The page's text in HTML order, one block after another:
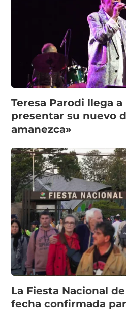
Teresa Parodi llega a
presentar su nuevo
amanezca»
La Fiesta Nacional
fecha confirmada